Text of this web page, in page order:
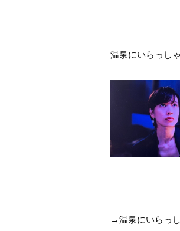
温泉にいらっし
→温泉にいらっ